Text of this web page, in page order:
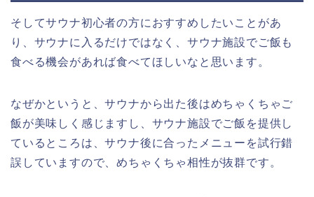
そしてサウナ初心者の方におすすめしたいことがあ
り、サウナに入るだけではなく、サウナ施設でご飯も
食べる機会があれば食べてほしいなと思います。
なぜかというと、サウナから出た後はめちゃくちゃご
飯が美味しく感じますし、サウナ施設でご飯を提供し
ているところは、サウナ後に合ったメニューを試行錯
誤していますので、めちゃくちゃ相性が抜群です。